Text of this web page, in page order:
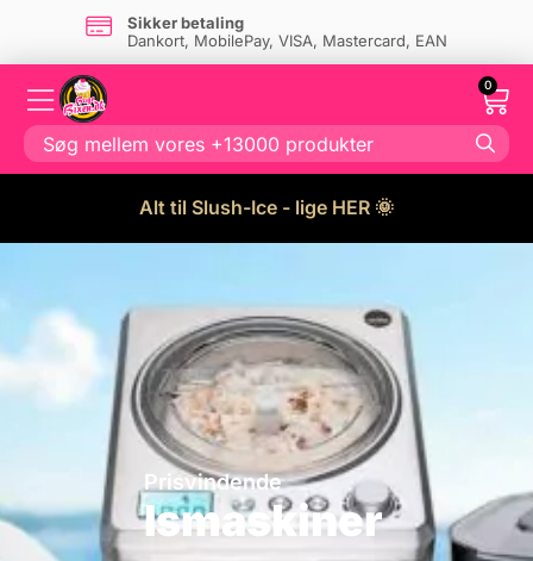
Sikker betaling
Dankort, MobilePay, VISA, Mastercard, EAN
0
Alt til Slush-Ice - lige HER 🌞
Prisvindende
Ismaskiner